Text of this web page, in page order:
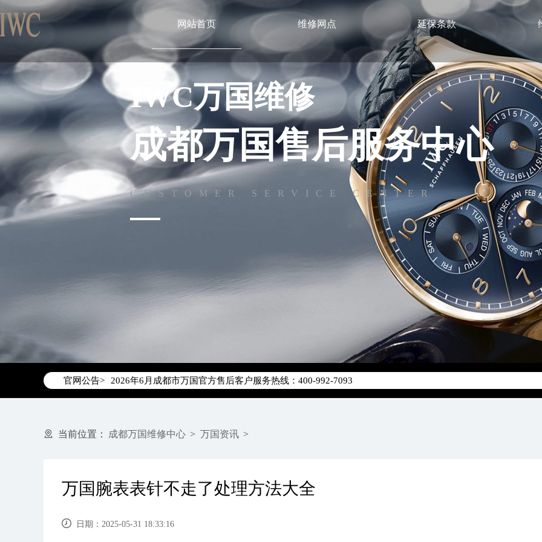
网站首页 维修网点 延保条款
IWC万国维修
成都万国售后服务中心
CUSTOMER SERVICE CENTER
官网公告>
2026年6月成都市万国官方售后客户服务热线：400-992-7093
2026年6月万国售后服务中心最新网点地址：
节假日正常营业！
当前位置： 成都万国维修中心 > 万国资讯 >
万国腕表表针不走了处理方法大全
日期：2025-05-31 18:33:16